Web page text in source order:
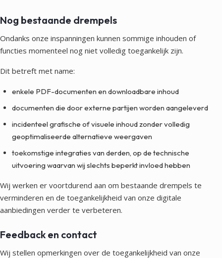
Nog bestaande drempels
Ondanks onze inspanningen kunnen sommige inhouden of
functies momenteel nog niet volledig toegankelijk zijn.
Dit betreft met name:
enkele PDF-documenten en downloadbare inhoud
documenten die door externe partijen worden aangeleverd
incidenteel grafische of visuele inhoud zonder volledig
geoptimaliseerde alternatieve weergaven
toekomstige integraties van derden, op de technische
uitvoering waarvan wij slechts beperkt invloed hebben
Wij werken er voortdurend aan om bestaande drempels te
verminderen en de toegankelijkheid van onze digitale
aanbiedingen verder te verbeteren.
Feedback en contact
Wij stellen opmerkingen over de toegankelijkheid van onze